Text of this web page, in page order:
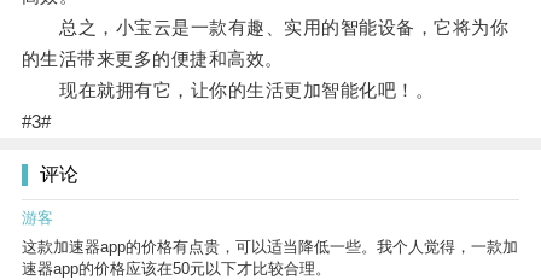
总之，小宝云是一款有趣、实用的智能设备，它将为你
的生活带来更多的便捷和高效。
现在就拥有它，让你的生活更加智能化吧！。
#3#
评论
游客
这款加速器app的价格有点贵，可以适当降低一些。我个人觉得，一款加
速器app的价格应该在50元以下才比较合理。